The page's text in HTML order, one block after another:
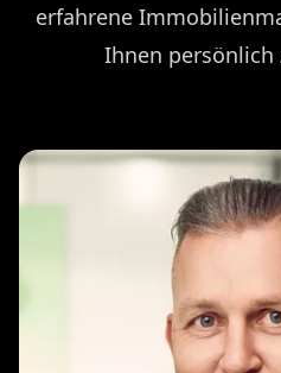
erfahrene
Ihnen persönlich